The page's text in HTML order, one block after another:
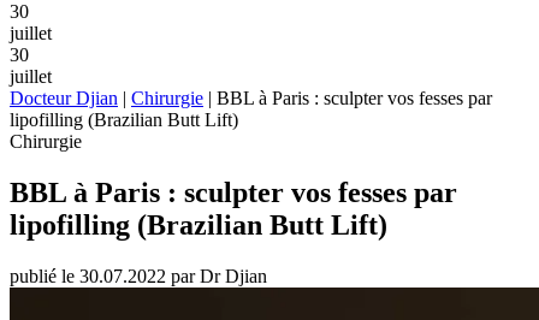
30
juillet
30
juillet
Docteur Djian | Chirurgie | BBL à Paris : sculpter vos fesses par
lipofilling (Brazilian Butt Lift)
Chirurgie
BBL à Paris : sculpter vos fesses par
lipofilling (Brazilian Butt Lift)
publié le 30.07.2022 par Dr Djian